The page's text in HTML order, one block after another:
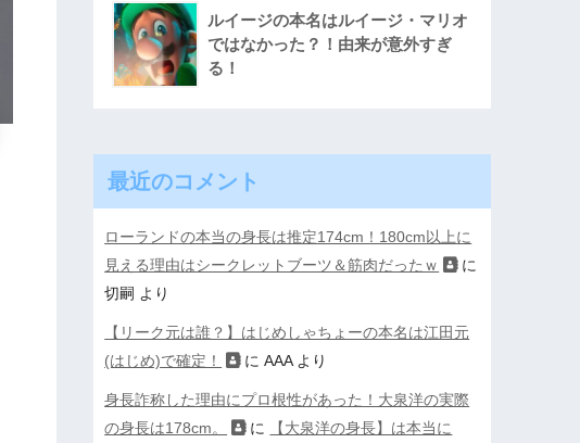
ルイージの本名はルイージ・マリオ
ではなかった？！由来が意外すぎ
る！
最近のコメント
ローランドの本当の身長は推定174cm！180cm以上に
見える理由はシークレットブーツ＆筋肉だったｗ
に
切嗣 より
【リーク元は誰？】はじめしゃちょーの本名は江田元
(はじめ)で確定！
にAAAより
身長詐称した理由にプロ根性があった！大泉洋の実際
の身長は178cm。
に
【大泉洋の身長】は本当に